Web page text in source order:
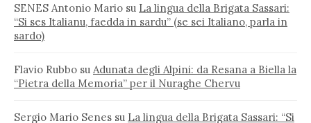
SENES Antonio Mario su La lingua della Brigata Sassari:
“Si ses Italianu, faedda in sardu” (se sei Italiano, parla in
sardo)
Flavio Rubbo su Adunata degli Alpini: da Resana a Biella la
“Pietra della Memoria” per il Nuraghe Chervu
Sergio Mario Senes su La lingua della Brigata Sassari: “Si